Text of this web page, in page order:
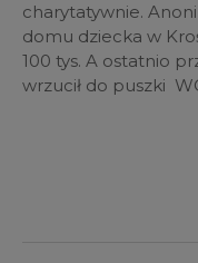
charytatywnie.
domu dziecka w
100 tys. A ostatnio
wrzucił do puszki